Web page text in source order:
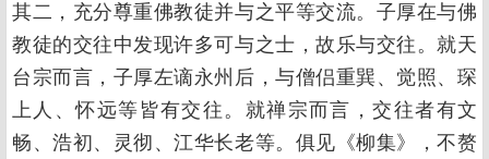
其二，充分尊重佛教徒并与之平等交流。子厚在与佛
教徒的交往中发现许多可与之士，故乐与交往。就天
台宗而言，子厚左谪永州后，与僧侣重巽、觉照、琛
上人、怀远等皆有交往。就禅宗而言，交往者有文
畅、浩初、灵彻、江华长老等。俱见《柳集》，不赘